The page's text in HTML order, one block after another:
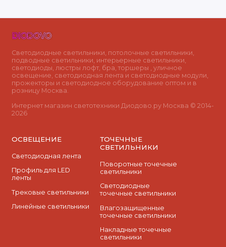
Светодиодные светильники, потолочные светильники,
подводные светильники, интерьерные светильники,
светодиоды, люстры лофт, бра, торшеры , уличное
освещение, светодиодная лента и светодиодные модули,
прожекторы и светодиодное оборудование оптом и в
розницу Москва.
Интернет магазин светотехники Диодово.ру Москва © 2014-
2026
ОСВЕЩЕНИЕ
Светодиодная лента
Профиль для LED
ленты
Трековые светильники
Линейные светильники
ТОЧЕЧНЫЕ
СВЕТИЛЬНИКИ
Поворотные точечные
светильники
Cветодиодные
точечные светильники
Влагозащищенные
точечные светильники
Накладные точечные
светильники